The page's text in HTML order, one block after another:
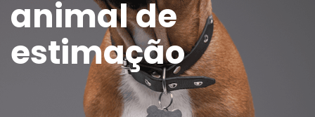
animal de
estimação